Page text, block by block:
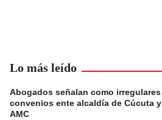
Lo más leído
Abogados señalan como irregulares
convenios ente alcaldía de Cúcuta y
AMC